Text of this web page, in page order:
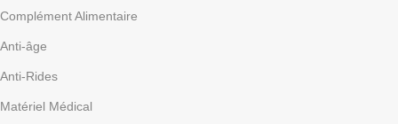
Complément Alimentaire
Anti-âge
Anti-Rides
Matériel Médical